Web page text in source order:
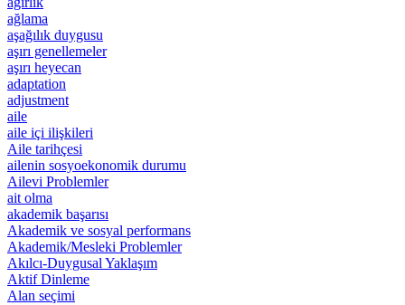
ağlama
aşağılık duygusu
aşırı genellemeler
aşırı heyecan
adaptation
adjustment
aile
aile içi ilişkileri
Aile tarihçesi
ailenin sosyoekonomik durumu
Ailevi Problemler
ait olma
akademik başarısı
Akademik ve sosyal performans
Akademik/Mesleki Problemler
Akılcı-Duygusal Yaklaşım
Aktif Dinleme
Alan seçimi